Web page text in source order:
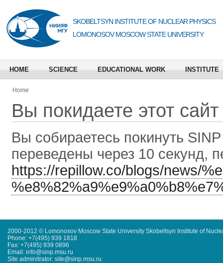
SKOBELTSYN INSTITUTE OF NUCLEAR PHYSICS
LOMONOSOV MOSCOW STATE UNIVERSITY
HOME SCIENCE EDUCATIONAL WORK INSTITUTE
Home
Вы покидаете этот сайт
Вы собираетесь покинуть
переведены через 10 секунд,
https://repillow.co/blogs/news/
2000-2012 © Lomonosov Moscow State University Skobeltsyn Institute of
Phone: +7(495) 939 1818
Fax: +7(495) 939 0896
Email: info@sinp.msu.ru
Site adminitrator: site@sinp.msu.ru